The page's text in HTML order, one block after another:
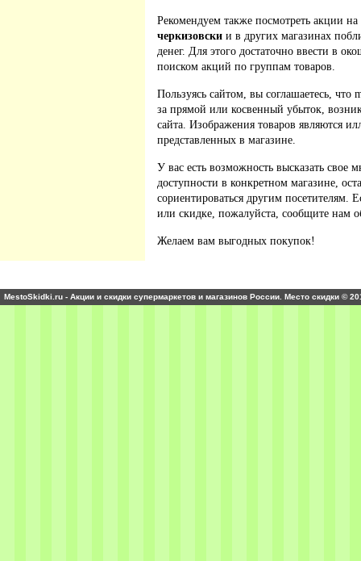
Рекомендуем также посмотреть акции
черкизовски и в других магазинах
денег. Для этого достаточно ввести в
поиском акций по группам товаров.
Пользуясь сайтом, вы соглашаетесь, что
за прямой или косвенный убыток,
сайта. Изображения товаров являются
представленных в магазине.
У вас есть возможность высказать свое
доступности в конкретном магазине,
сориентироваться другим
или скидке, пожалуйста, сообщите нам
Желаем вам выгодных покупок!
MestoSkidki.ru - Акции и скидки супермаркетов и магазинов России. Место скидки ©